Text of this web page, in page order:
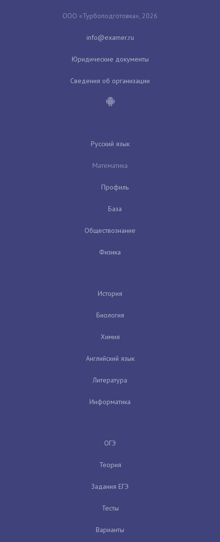
ООО «Турбоподготовка», 2026
Юридические документы
Сведения об организации
Русский язык
Математика
Профиль
База
Обществознание
Физика
История
Биология
Химия
Английский язык
Литература
Информатика
ОГЭ
Теория
Задания ЕГЭ
Тесты
Варианты